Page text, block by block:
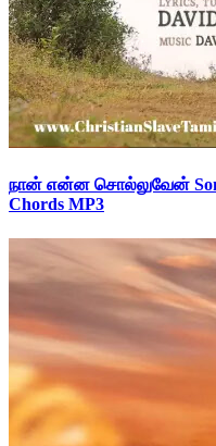
நான் என்ன சொல்லுவேன்
Chords MP3